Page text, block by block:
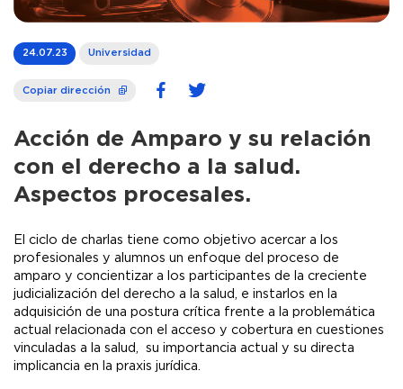
24.07.23 Universidad
Copiar dirección
Acción de Amparo y su relación
con el derecho a la salud.
Aspectos procesales.
El ciclo de charlas tiene como objetivo acercar a los
profesionales y alumnos un enfoque del proceso de
amparo y concientizar a los participantes de la creciente
judicialización del derecho a la salud, e instarlos en la
adquisición de una postura crítica frente a la problemática
actual relacionada con el acceso y cobertura en cuestiones
vinculadas a la salud, su importancia actual y su directa
implicancia en la praxis jurídica.